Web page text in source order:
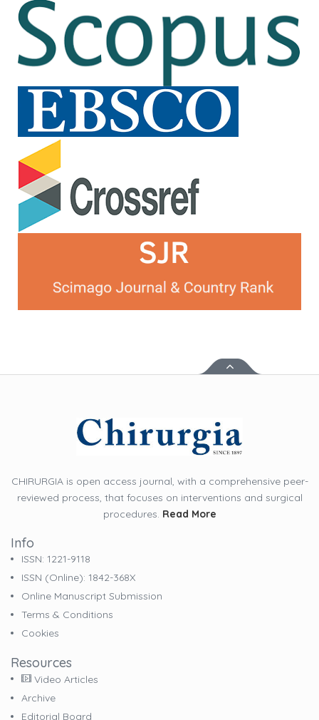
CHIRURGIA is open access journal, with a comprehensive peer-
reviewed process, that focuses on interventions and surgical
procedures. Read More
Info
ISSN: 1221-9118
ISSN (online): 1842-368X
Online Manuscript Submission
Terms & Conditions
Cookies
Resources
Video Articles
Archive
Editorial Board